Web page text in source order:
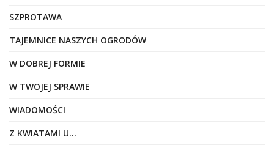
SZPROTAWA
TAJEMNICE NASZYCH OGRODÓW
W DOBREJ FORMIE
W TWOJEJ SPRAWIE
WIADOMOŚCI
Z KWIATAMI U…